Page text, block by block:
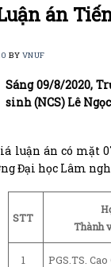
án
BY VNUF
Sáng 09/8/2020,
sinh (NCS) Lê
luận án có mặt
Đại học Lâm
STT
Thành
1 PGS.TS. Cao